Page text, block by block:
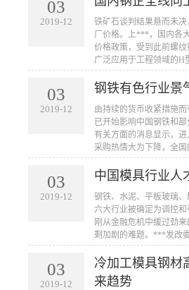
03
2019-12
铁矿石谈判结果悬而未
厂价格。上***，国内各
价格政策，受到此前螺纹
广泛应用于工程领域的H
03
2019-12
钢铁有色行业景
由持续的货币收紧措施而
已开始影响中国钢铁和
有关方面的消息显示，
采购热情大为下降，全国
03
2019-12
中国模具行业人
钢铁、水泥、平板玻璃
六大行业被确定为调控
刚从金融危机中缓过劲
剩加剧的难题。***发改
03
2019-12
冷加工模具钢材
来趋势